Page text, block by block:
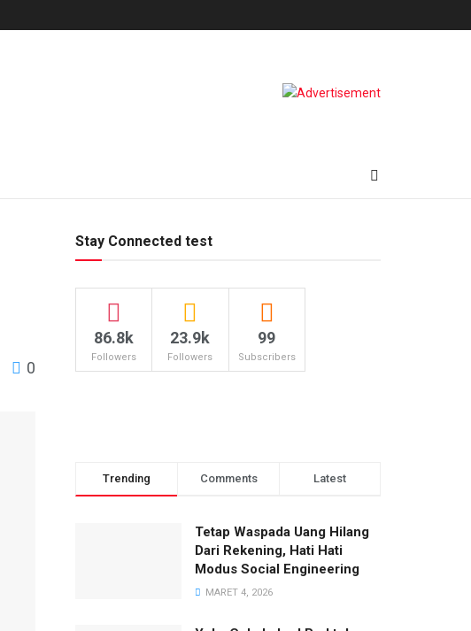
0
Stay Connected test
86.8k
Followers
23.9k
Followers
99
Subscribers
Trending Comments Latest
Tetap Waspada Uang Hilang
Dari Rekening, Hati Hati
Modus Social Engineering
MARET 4, 2026